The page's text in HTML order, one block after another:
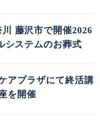
藤沢市で開催2026
システムのお葬式
アプラザにて終活講
を開催